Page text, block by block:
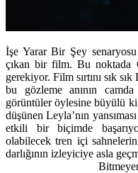
İşe Yarar Bir Şey
çıkan bir film. Bu noktada
gerekiyor. Film sırtını sık
bu gözleme anının camda
görüntüler öylesine büyülü ki,
düşünen Leyla’nın
etkili bir biçimde
olabilecek tren içi
darlığının izleyiciye asla